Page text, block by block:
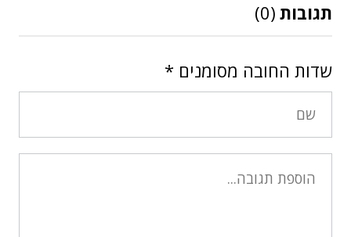
תגובות (0)
שדות החובה מסומנים *